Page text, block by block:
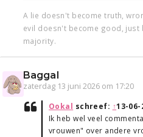
A lie doesn't become truth,
evil doesn't become good, just
majority.
Baggal
zaterdag 13 juni 2026 om 17:20
Ookal schreef: ↑13-06-
Ik heb wel veel
vrouwen" over andere